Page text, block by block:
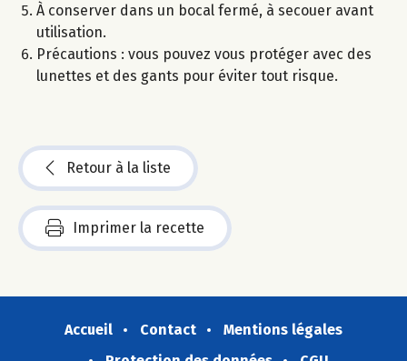
À conserver dans un bocal fermé, à secouer avant
utilisation.
Précautions : vous pouvez vous protéger avec des
lunettes et des gants pour éviter tout risque.
Retour à la liste
Imprimer la recette
Accueil Contact
Mentions légales